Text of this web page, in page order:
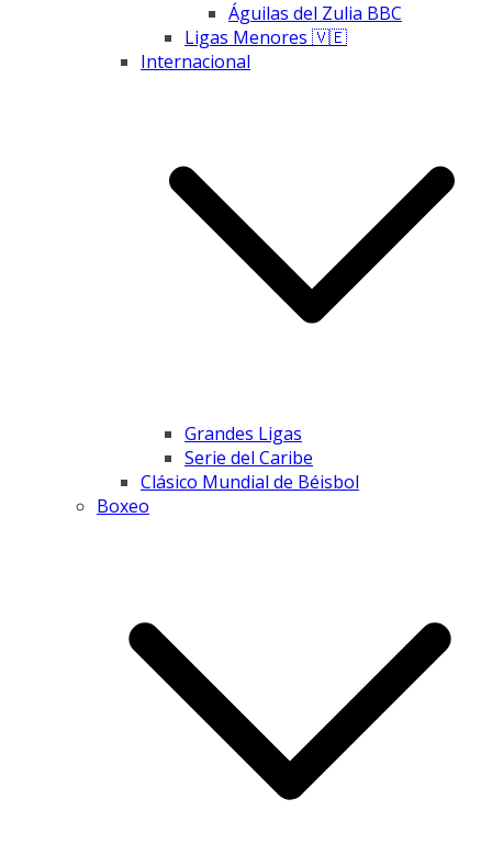
Águilas del Zulia BBC
Ligas Menores 🇻🇪
Internacional
Grandes Ligas
Serie del Caribe
Clásico Mundial de Béisbol
Boxeo